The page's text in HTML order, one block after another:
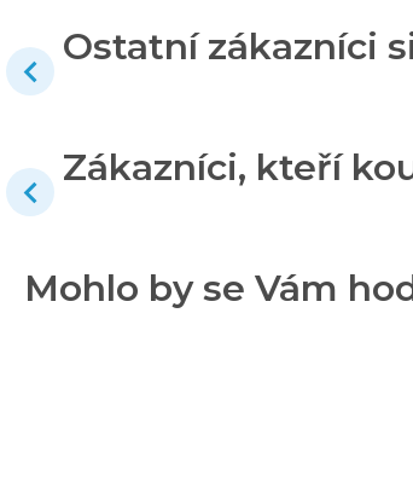
Ostatní zákazníci
Zákazníci, kteří
Mohlo by se Vám